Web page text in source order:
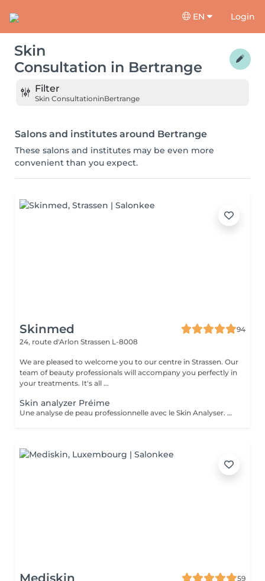
EN Login
Skin
Consultation in Bertrange
Filter
Skin ConsultationinBertrange
Salons and institutes around Bertrange
These salons and institutes may be even more
convenient than you expect.
Skinmed
94
24, route d'Arlon Strassen L-8008
We are pleased to welcome you to our centre in Strassen. Our
team of beauty professionals will accompany you perfectly in
your treatments. It's all ...
Skin analyzer Préime
Une analyse de peau professionnelle avec le Skin Analyser. Offrez à votre peau le diagnostic qu'elle mérite grâce à notre Skin Analyser de haute technologie. Dans notre salon, nous utilisons un appareil de pointe pour réaliser une analyse complète et précise de votre peau : hydratation, élasticité, texture, taches pigmentaires, pores dilatés, rides, sébum rien n'échappe à notre expertise. Comment ça se passe ? -Un diagnostic rapide et indolore -Des résultats instantanés sur écran -Un bilan complet et des conseils sur mesure Objectif : comprendre votre peau en profondeur pour optimiser vos soins esthétiques. Offre exclusive : le diagnostic Skin Analyzer vous est remboursé lors de votre premier traitement de la cure de soins proposée !
Mediskin
59